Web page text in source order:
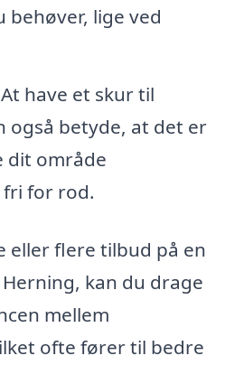
behøver, lige ved
At have et skur til
også betyde, at det er
dit område
for rod.
eller flere tilbud på en
kan du drage
mellem
ofte fører til bedre